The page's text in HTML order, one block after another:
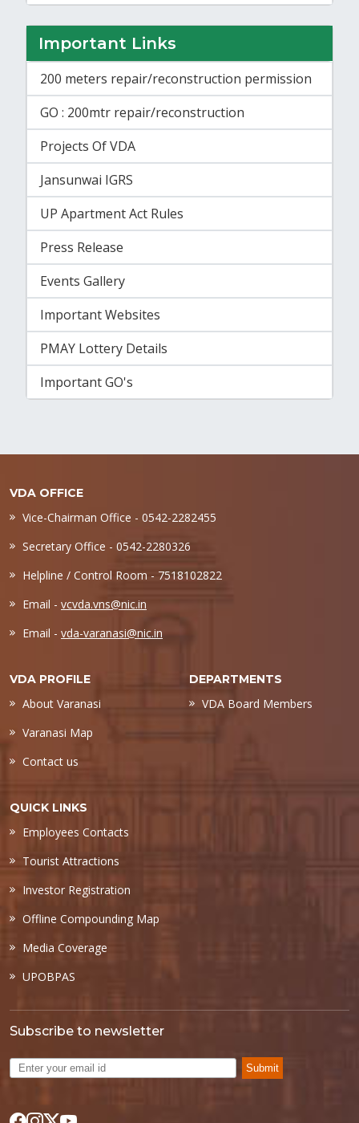
Important Links
200 meters repair/reconstruction permission
GO : 200mtr repair/reconstruction
Projects Of VDA
Jansunwai IGRS
UP Apartment Act Rules
Press Release
Events Gallery
Important Websites
PMAY Lottery Details
Important GO's
VDA OFFICE
Vice-Chairman Office - 0542-2282455
Secretary Office - 0542-2280326
Helpline / Control Room - 7518102822
Email - vcvda.vns@nic.in
Email - vda-varanasi@nic.in
VDA PROFILE
About Varanasi
Varanasi Map
Contact us
DEPARTMENTS
VDA Board Members
QUICK LINKS
Employees Contacts
Tourist Attractions
Investor Registration
Offline Compounding Map
Media Coverage
UPOBPAS
Subscribe to newsletter
Submit